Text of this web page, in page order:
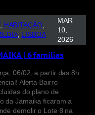
, HABITAÇÃO
, LISBOA
MAR
10,
2026
| 6 famílias
06/02, a partir das 8h
Alerta Bairro
do plano de
da Jamaika ficaram a
demolir o Lote 8 na